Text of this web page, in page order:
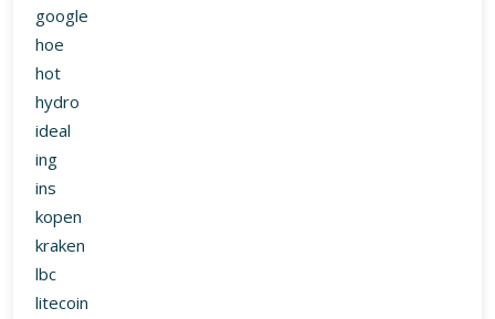
google
hoe
hot
hydro
ideal
ing
ins
kopen
kraken
lbc
litecoin